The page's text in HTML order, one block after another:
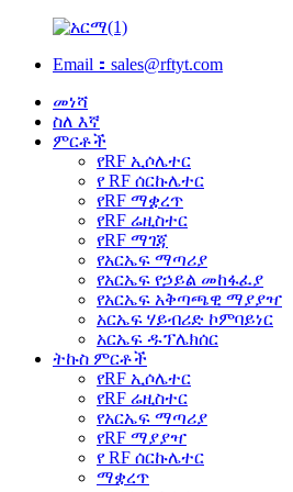
Email：sales@rftyt.com
መነሻ
ስለ እኛ
ምርቶች
የRF ኢሶሌተር
የ RF ሰርኩሌተር
የRF ማቋረጥ
የRF ሬዚስተር
የRF ማገጃ
የአርኤፍ ማጣሪያ
የአርኤፍ የኃይል መከፋፈያ
የአርኤፍ አቅጣጫዊ ማያያዣ
አርኤፍ ሃይብሪድ ኮምባይነር
አርኤፍ ዱፕሌክሰር
ትኩስ ምርቶች
የRF ኢሶሌተር
የRF ሬዚስተር
የአርኤፍ ማጣሪያ
የRF ማያያዣ
የ RF ሰርኩሌተር
ማቋረጥ